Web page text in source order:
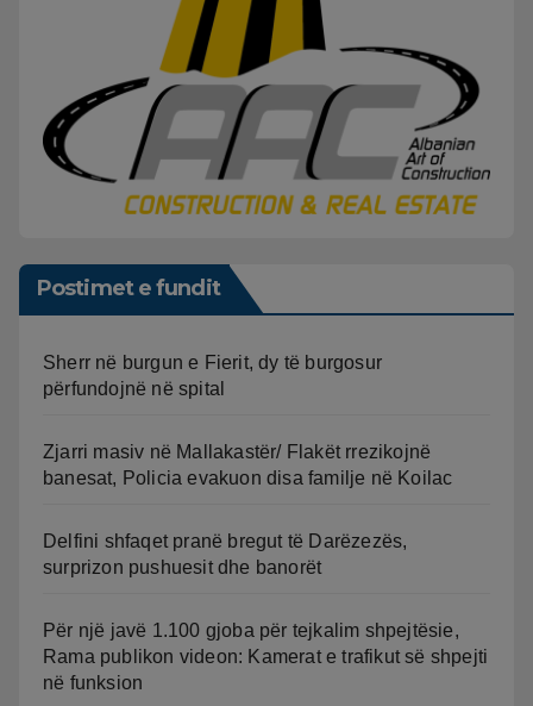
Postimet e fundit
Sherr në burgun e Fierit, dy të burgosur
përfundojnë në spital
Zjarri masiv në Mallakastër/ Flakët rrezikojnë
banesat, Policia evakuon disa familje në Koilac
Delfini shfaqet pranë bregut të Darëzezës,
surprizon pushuesit dhe banorët
Për një javë 1.100 gjoba për tejkalim shpejtësie,
Rama publikon videon: Kamerat e trafikut së shpejti
në funksion